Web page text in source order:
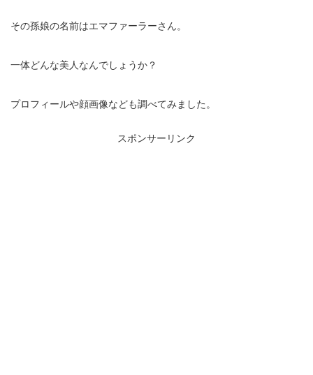
その孫娘の名前はエマファーラーさん。
一体どんな美人なんでしょうか？
プロフィールや顔画像なども調べてみました。
スポンサーリンク